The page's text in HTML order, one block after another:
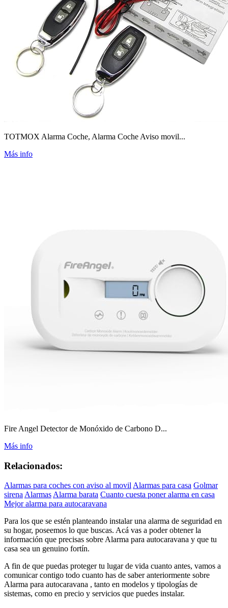
TOTMOX Alarma Coche, Alarma Coche Aviso movil...
Más info
Fire Angel Detector de Monóxido de Carbono D...
Más info
Relacionados:
Alarmas para coches con aviso al movil Alarmas para casa Golmar
sirena Alarmas Alarma barata Cuanto cuesta poner alarma en casa
Mejor alarma para autocaravana
Para los que se estén planteando instalar una alarma de seguridad en
su hogar, poseemos lo que buscas. Acá vas a poder obtener la
información que precisas sobre Alarma para autocaravana y que tu
casa sea un genuino fortín.
A fin de que puedas proteger tu lugar de vida cuanto antes, vamos a
comunicar contigo todo cuanto has de saber anteriormente sobre
Alarma para autocaravana , tanto en modelos y tipologías de
sistemas, como en precio y servicios que puedes instalar.